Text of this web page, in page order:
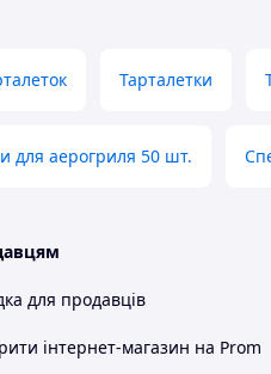
Тарталетки
для аерогриля 50 шт.
для продавців
інтернет-магазин на Prom